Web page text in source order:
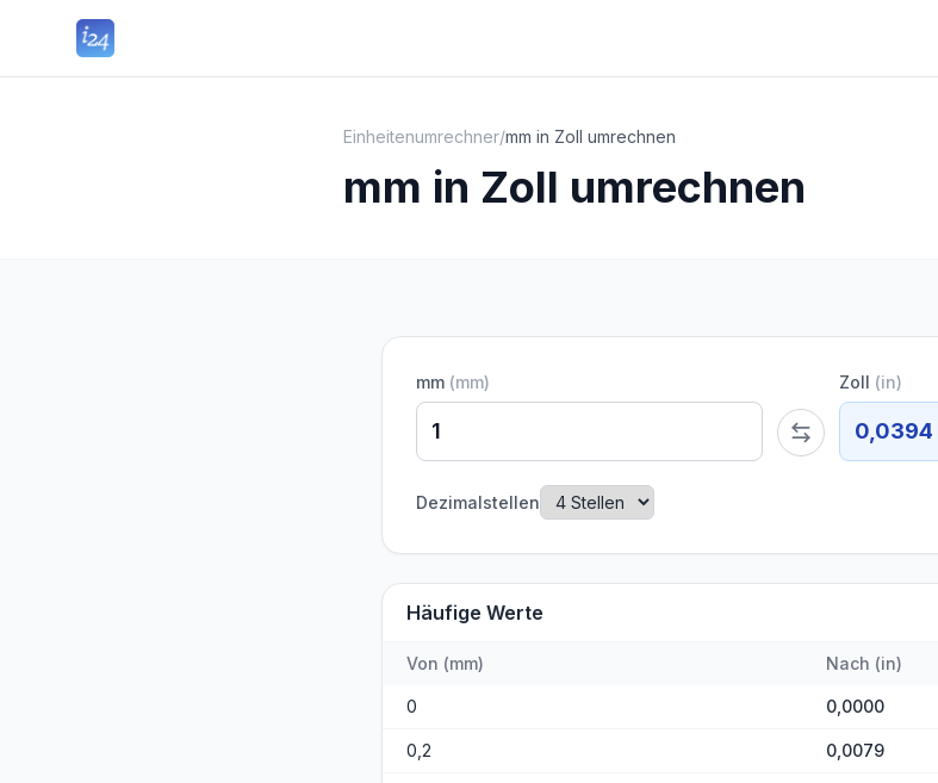
Einheitenumrechner/mm in Zoll umrechnen
mm in Zoll umrechnen
mm (mm) Zoll (in)
0,0394
Dezimalstellen
Häufige Werte
Von (mm) Nach (in)
0 0,0000
0,2 0,0079